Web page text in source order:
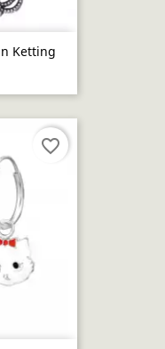
Ketting
favorite_border